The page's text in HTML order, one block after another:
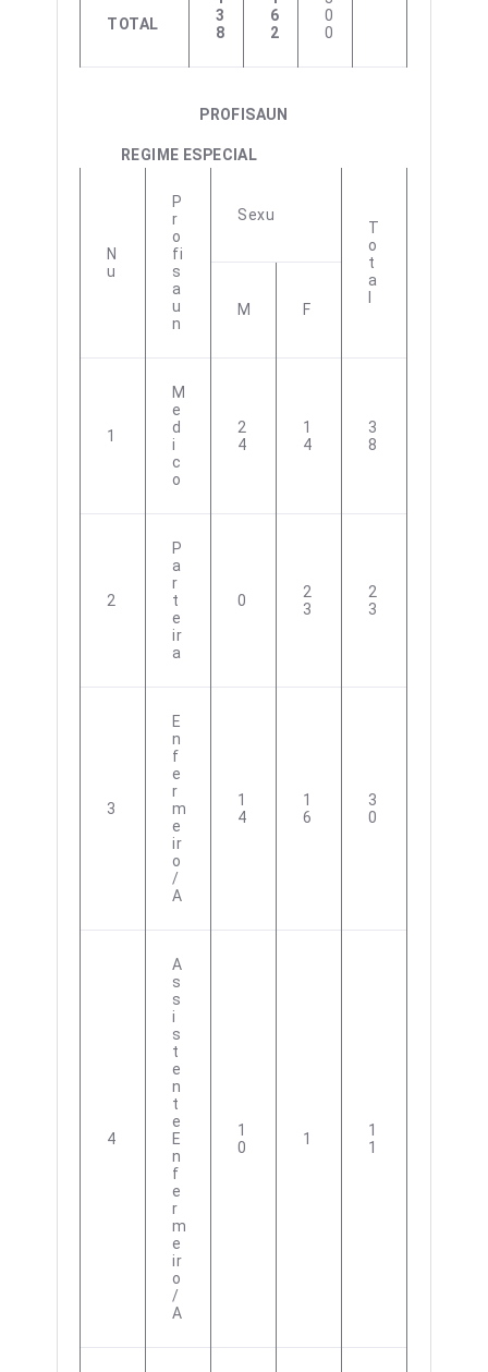
TOTAL
3
8
6
2
0
0
PROFISAUN
REGIME ESPECIAL
N
U
P
R
O
Fi
S
A
U
N
Sexu
T
O
T
A
M F
1
M
E
D
I
C
O
2
4
1
4
3
8
2
P
A
R
T
E
Ir
A
0
2
3
2
3
3
E
N
F
E
R
M
E
Ir
O
/
A
1
4
1
6
3
0
4
A
S
S
I
S
T
E
N
T
E
E
N
F
E
R
M
E
Ir
O
/
A
1
0
1
1
1